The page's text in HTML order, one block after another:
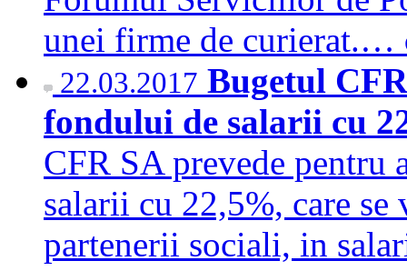
unei firme de curierat.…
22.03.2017 Bugetul
fondului de salarii cu
CFR SA prevede pentru
salarii cu 22,5%, care
partenerii sociali, in